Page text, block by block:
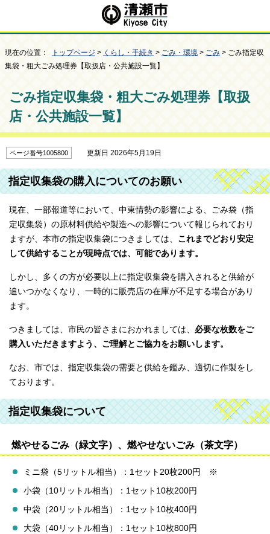
現在の位置： トップページ > くらし・手続き > ごみ・環境 > ごみ > ごみ指定収
集袋・粗大ごみ処理券【取扱店・公共施設一覧】
ごみ指定収集袋・粗大ごみ処理券【取扱
店・公共施設一覧】
ページ番号1005800 更新日 2026年5月19日
指定収集袋の購入についてのお願い
現在、一部報道等において、中東情勢の影響による、ごみ袋（指
定収集袋）の原材料供給や製造への影響について報じられており
ますが、本市の指定収集袋につきましては、 これまでどおり安定
して供給することが現時点では、可能であります。
しかし、多くの方が必要以上に指定収集袋を購入されると供給が
追いつかなくなり、一時的に販売店の在庫が不足する場合があり
ます。
つきましては、市民の皆さまにおかれましては、 必要な枚数をご
購入いただきますよう、ご理解とご協力をお願いします。
なお、市では、指定収集袋の需要と供給を鑑み、適切に作製をし
ております。
指定収集袋について
燃やせるごみ（緑文字）、燃やせないごみ（茶文字）
ミニ袋（5リットル相当）：1セット20枚200円 ※
小袋（10リットル相当）：1セット10枚200円
中袋（20リットル相当）：1セット10枚400円
大袋（40リットル相当）：1セット10枚800円